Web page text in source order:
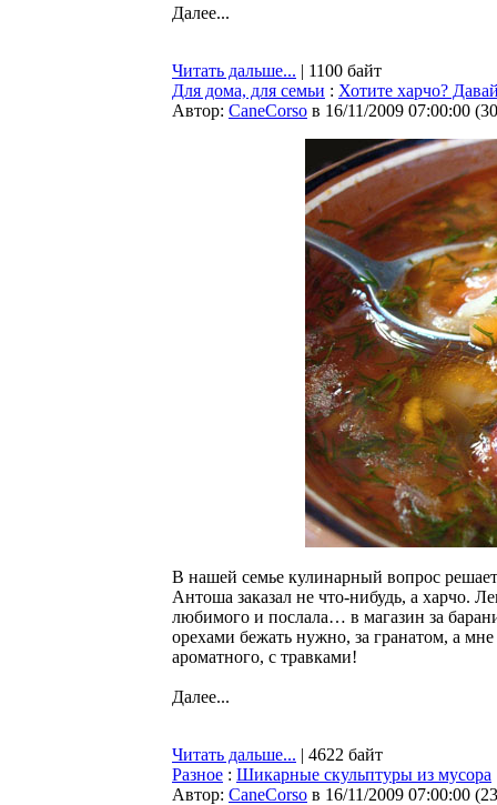
Далее...
Читать дальше... | 1100 байт
Для дома, для семьи : Хотите харчо?
Автор: CaneCorso в 16/11/2009 07:00:00 (
В нашей семье кулинарный вопрос
Антоша заказал не что-нибудь, а харчо.
любимого и послала… в магазин за
орехами бежать нужно, за гранатом, а мне
ароматного, с травками!
Далее...
Читать дальше... | 4622 байт
Разное : Шикарные скульптуры из мусора
Автор: CaneCorso в 16/11/2009 07:00:00 (